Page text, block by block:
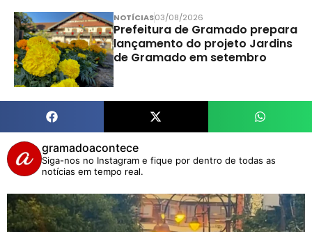
NOTÍCIAS03/08/2026
Prefeitura de Gramado prepara
lançamento do projeto Jardins
de Gramado em setembro
gramadoacontece
Siga-nos no Instagram e fique por dentro de todas as
notícias em tempo real.